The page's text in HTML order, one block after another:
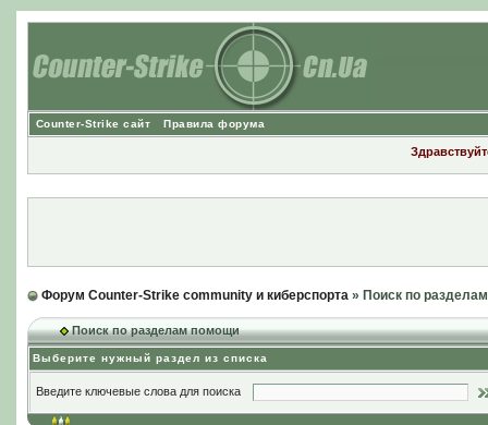
Counter-Strike сайт Правила форума
Форум Counter-Strike community и киберспорта» Поиск по
Поиск по разделам помощи
Выберите нужный раздел из списка
Введите ключевые слова для поиска